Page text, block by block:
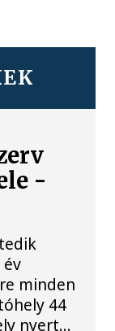
-
minden
44
nyert...